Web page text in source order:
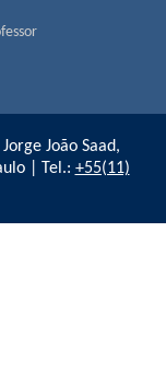
João Saad,
| Tel.: +55(11)